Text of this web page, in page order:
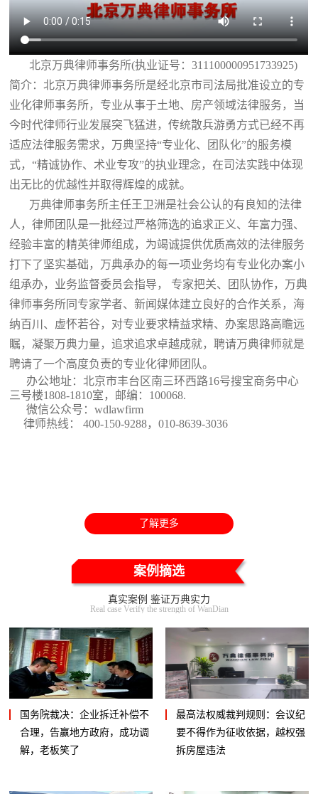
北京万典律师事务所(执业证号：311100000951733925)
简介：北京万典律师事务所是经北京市司法局批准设立的专
业化律师事务所，专业从事于土地、房产领域法律服务，当
今时代律师行业发展突飞猛进，传统散兵游勇方式已经不再
适应法律服务需求，万典坚持“专业化、团队化”的服务模
式，“精诚协作、术业专攻”的执业理念，在司法实践中体现
出无比的优越性并取得辉煌的成就。
万典律师事务所主任王卫洲是社会公认的有良知的法律
人，律师团队是一批经过严格筛选的追求正义、年富力强、
经验丰富的精英律师组成，为竭诚提供优质高效的法律服务
打下了坚实基础，万典承办的每一项业务均有专业化办案小
组承办，业务监督委员会指导， 专家把关、团队协作，万典
律师事务所同专家学者、新闻媒体建立良好的合作关系，海
纳百川、虚怀若谷，对专业要求精益求精、办案思路高瞻远
瞩，凝聚万典力量，追求追求卓越成就，聘请万典律师就是
聘请了一个高度负责的专业化律师团队。
办公地址：北京市丰台区南三环西路16号搜宝商务中心
三号楼1808-1810室 ，邮编：100068.
微信公众号：wdlawfirm
律师热线： 400-150-9288，010-8639-3036
了解更多
案例摘选
真实案例 鉴证万典实力
Real case Verify the strength of WanDian
国务院裁决：企业拆迁补偿不
合理，告赢地方政府，成功调
解，老板笑了
最高法权威裁判规则：会议纪
要不得作为征收依据，越权强
拆房屋违法